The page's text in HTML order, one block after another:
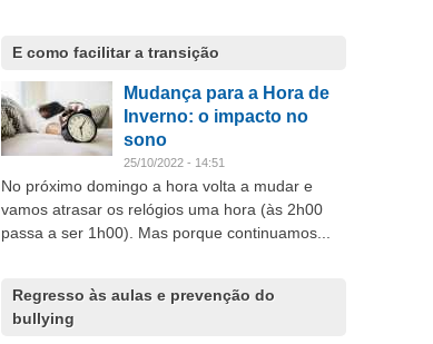
E como facilitar a transição
Mudança para a Hora de
Inverno: o impacto no
sono
25/10/2022 - 14:51
No próximo domingo a hora volta a mudar e
vamos atrasar os relógios uma hora (às 2h00
passa a ser 1h00). Mas porque continuamos...
Regresso às aulas e prevenção do
bullying